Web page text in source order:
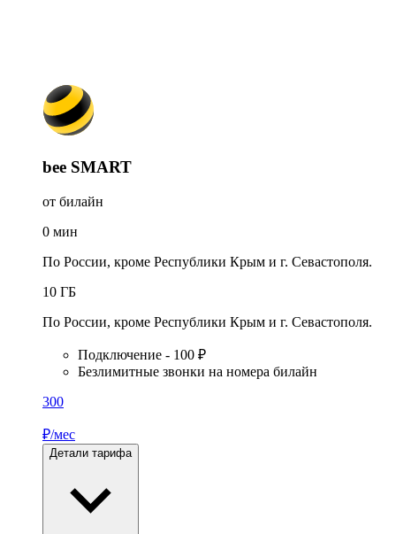
bee SMART
от билайн
0 мин
По России, кроме Республики Крым и г. Севастополя.
10 ГБ
По России, кроме Республики Крым и г. Севастополя.
Подключение - 100 ₽
Безлимитные звонки на номера билайн
300
₽/мес
Детали тарифа